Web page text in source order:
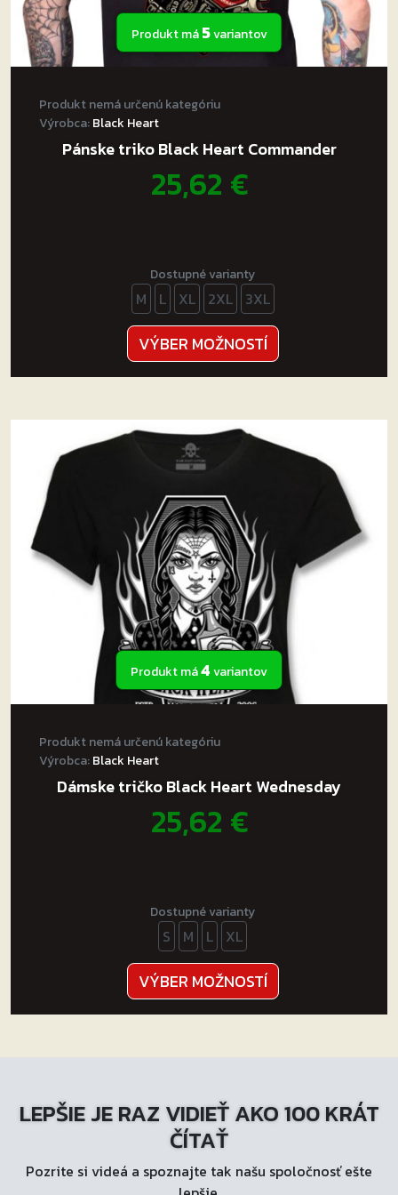
Produkt má5variantov
Produkt nemá určenú kategóriu
Výrobca:Black Heart
Pánske triko Black Heart Commander
25,62 €
Dostupné varianty
M L XL 2XL 3XL
VÝBER MOŽNOSTÍ
produkt
má
variantov.
Možnosti
stránke
produktu.
Produkt má4variantov
Produkt nemá určenú kategóriu
Výrobca:Black Heart
Dámske tričko Black Heart Wednesday
25,62 €
Dostupné varianty
S M L XL
VÝBER MOŽNOSTÍ
produkt
má
si
môžete
na
LEPŠIE JE RAZ VIDIEŤ AKO 100 KRÁT
ČÍTAŤ
Pozrite si videá a spoznajte tak našu spoločnosť ešte